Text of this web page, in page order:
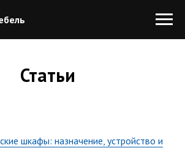
Статьи
шкафы: назначение, устройство и